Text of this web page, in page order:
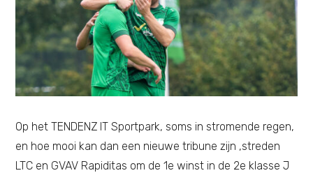
Op het TENDENZ IT Sportpark, soms in stromende regen,
en hoe mooi kan dan een nieuwe tribune zijn ,streden
LTC en GVAV Rapiditas om de 1e winst in de 2e klasse J